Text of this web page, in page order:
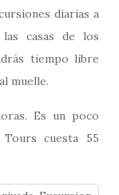
diarias a
casas de los
tiempo libre
muelle.
Es un poco
cuesta 55